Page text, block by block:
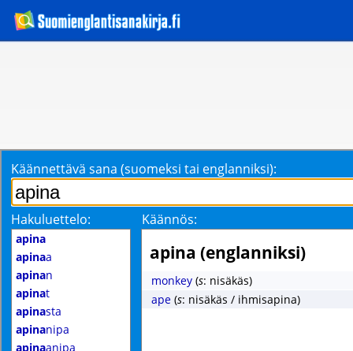
Käännettävä sana (suomeksi tai englanniksi):
Hakuluettelo: Käännös:
apina
apinaa
apinan
apinat
apinasta
apinanipa
apinaanipa
apina (englanniksi)
monkey (s: nisäkäs)
ape (s: nisäkäs / ihmisapina)